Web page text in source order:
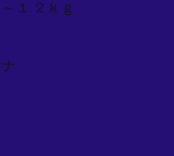
１.２ｋｇ